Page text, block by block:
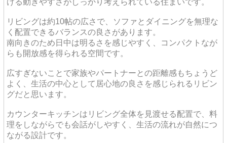
リビングは約10帖の広さで、ソファとダイニングを無理な
く配置できるバランスの良さがあります。
南向きのため日中は明るさを感じやすく、コンパクトなが
らも開放感を得られる空間です。
広すぎないことで家族やパートナーとの距離感もちょうど
よく、生活の中心として居心地の良さを感じられるリビン
グだと思います。
カウンターキッチンはリビング全体を見渡せる配置で、料
理をしながらでも会話がしやすく、生活の流れが自然につ
ながる設計です。